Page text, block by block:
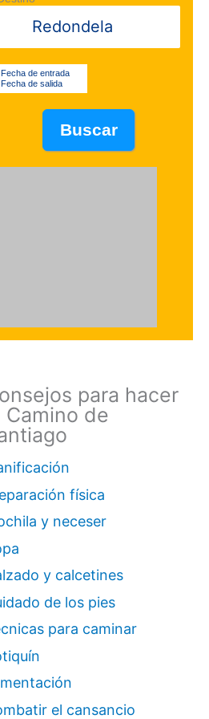
Fecha de entrada
Fecha de salida
para hacer
Camino de
física
y neceser
y calcetines
de los pies
para caminar
el cansancio